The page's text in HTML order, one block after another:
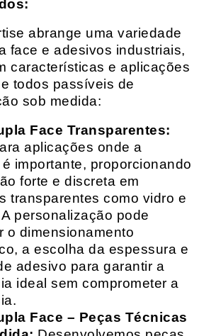
abrange uma variedade
face e adesivos industriais,
características e aplicações
todos passíveis de
sob medida:
Face Transparentes:
aplicações onde a
importante, proporcionando
forte e discreta em
transparentes como vidro e
personalização pode
o dimensionamento
a escolha da espessura e
adesivo para garantir a
ideal sem comprometer a
Face – Peças Técnicas